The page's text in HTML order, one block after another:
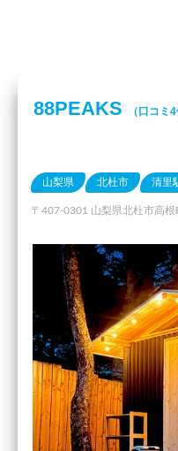
88PEAKS （口コミ4
山梨県 北杜市 清里
〒407-0301 山梨県北杜市高根